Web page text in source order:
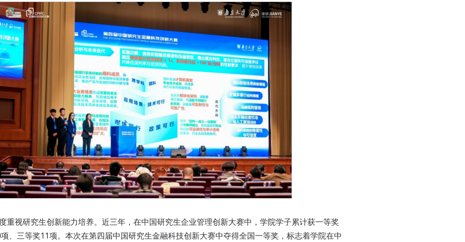
视研究生创新能力培养。近三年，在中国研究生企业管理创新大赛中，学院学子累计获一等奖
、三等奖11项。本次在第四届中国研究生金融科技创新大赛中夺得全国一等奖，标志着学院在中